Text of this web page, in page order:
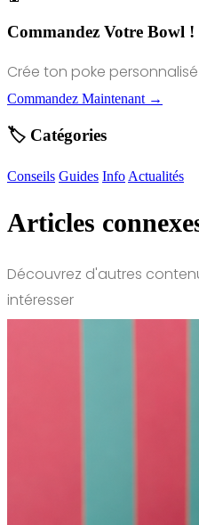
Commandez Votre Bowl !
Crée ton poke personnalisé
Commandez Maintenant →
🏷️ Catégories
Conseils Guides Info Actualités
Articles
Découvrez d'autres
intéresser